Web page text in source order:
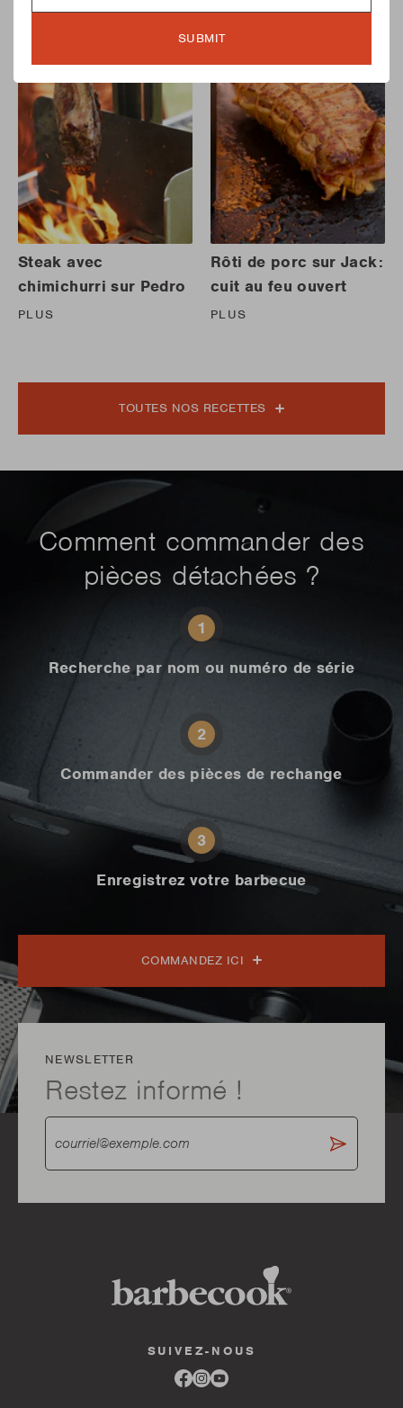
Steak avec
chimichurri sur Pedro
PLUS
Rôti de porc sur Jack:
cuit au feu ouvert
PLUS
TOUTES NOS RECETTES
Comment commander des
pièces détachées ?
1
Recherche par nom ou numéro de série
2
Commander des pièces de rechange
3
Enregistrez votre barbecue
COMMANDEZ ICI
NEWSLETTER
Restez informé !
SUIVEZ-NOUS
Link
to
Link
to
Link
SUBMIT